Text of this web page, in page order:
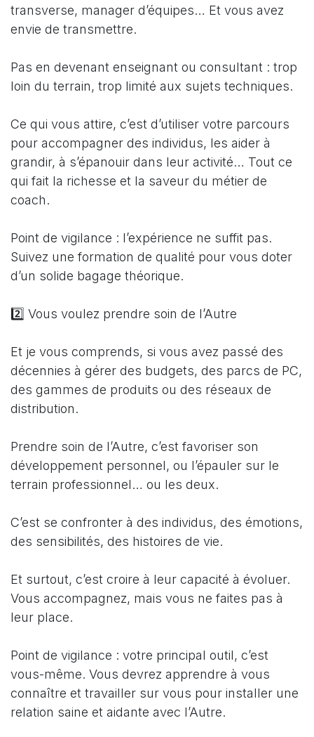
transverse, manager d’équipes… Et vous avez
envie de transmettre.
Pas en devenant enseignant ou consultant : trop
loin du terrain, trop limité aux sujets techniques.
Ce qui vous attire, c’est d’utiliser votre parcours
pour accompagner des individus, les aider à
grandir, à s’épanouir dans leur activité… Tout ce
qui fait la richesse et la saveur du métier de
coach.
Point de vigilance : l’expérience ne suffit pas.
Suivez une formation de qualité pour vous doter
d’un solide bagage théorique.
2️⃣ Vous voulez prendre soin de l’Autre
Et je vous comprends, si vous avez passé des
décennies à gérer des budgets, des parcs de PC,
des gammes de produits ou des réseaux de
distribution.
Prendre soin de l’Autre, c’est favoriser son
développement personnel, ou l’épauler sur le
terrain professionnel… ou les deux.
C’est se confronter à des individus, des émotions,
des sensibilités, des histoires de vie.
Et surtout, c’est croire à leur capacité à évoluer.
Vous accompagnez, mais vous ne faites pas à
leur place.
Point de vigilance : votre principal outil, c’est
vous-même. Vous devrez apprendre à vous
connaître et travailler sur vous pour installer une
relation saine et aidante avec l’Autre.